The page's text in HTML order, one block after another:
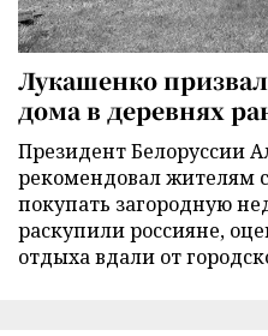
Лукашенко
дома в деревнях
Президент Белоруссии
рекомендовал жителям
покупать загородную
раскупили россияне,
отдыха вдали от